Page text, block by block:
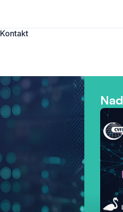
Kontakt